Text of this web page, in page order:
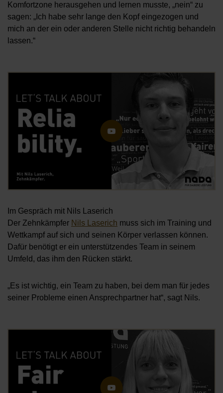
Komfortzone herausgehen und lernen musste, „nein“ zu
sagen: „Ich habe sehr lange den Kopf eingezogen und
mich an der ein oder anderen Stelle nicht richtig behandeln
lassen.“
Im Gespräch mit Nils Laserich
Der Zehnkämpfer Nils Laserich muss sich im Training und
Wettkampf auf sich und seinen Körper verlassen können.
Dafür benötigt er ein unterstützendes Team in seinem
Umfeld, das ihm den Rücken stärkt.
„Es ist wichtig, ein Team zu haben, bei dem man für jedes
seiner Probleme einen Ansprechpartner hat“, sagt Nils.